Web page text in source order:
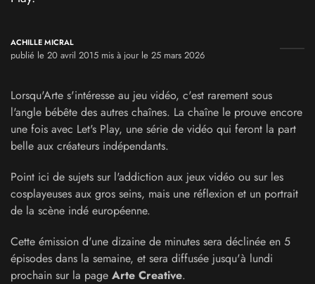
ACHILLE MICRAL
publié le 20 avril 2015 mis à jour le 25 mars 2026
Lorsqu'Arte s'intéresse au jeu vidéo, c'est rarement sous
l'angle bébête des autres chaînes. La chaîne le prouve encore
une fois avec Let's Play, une série de vidéo qui feront la part
belle aux créateurs indépendants.
Point ici de sujets sur l'addiction aux jeux vidéo ou sur les
cosplayeuses aux gros seins, mais une réflexion et un portrait
de la scène indé européenne.
Cette émission d'une dizaine de minutes sera déclinée en 5
épisodes dans la semaine, et sera diffusée jusqu'à lundi
prochain sur la page Arte Creative.